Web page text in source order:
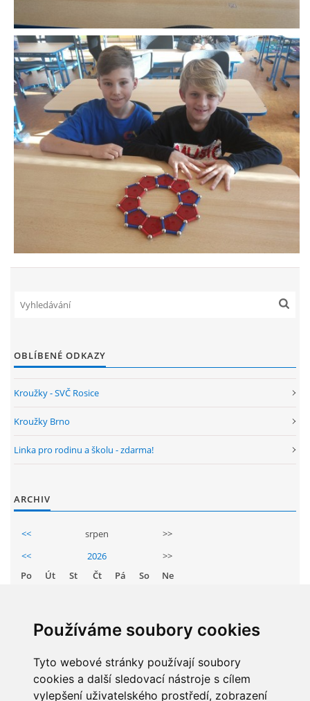
Používáme soubory cookies
Tyto webové stránky používají soubory
cookies a další sledovací nástroje s cílem
vylepšení uživatelského prostředí, zobrazení
OBLÍBENÉ ODKAZY
Kroužky - SVČ Rosice
Kroužky Brno
Linka pro rodinu a školu - zdarma!
ARCHIV
<< srpen
>>
<<
2026
>>
Po
Út St Čt Pá So
Ne
11 12 13 14 15
16
18 19 20 21 22
23
25 26 27 28 29
30